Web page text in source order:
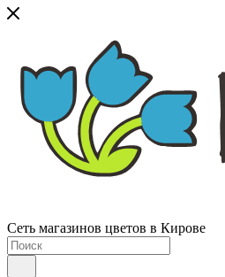
Сеть магазинов цветов в Кирове